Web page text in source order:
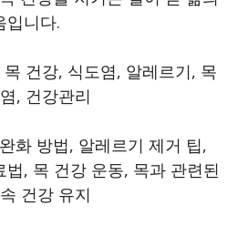
입니다.
건강, 식도염, 알레르기, 목
, 건강관리
화 방법, 알레르기 제거 팁,
법, 목 건강 운동, 목과 관련된
건강 유지